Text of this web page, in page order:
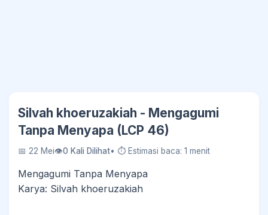
Silvah khoeruzakiah - Mengagumi
Tanpa Menyapa (LCP 46)
📅 22 Mei👁0 Kali Dilihat• ⏱ Estimasi baca: 1 menit
Mengagumi Tanpa Menyapa
Karya: Silvah khoeruzakiah